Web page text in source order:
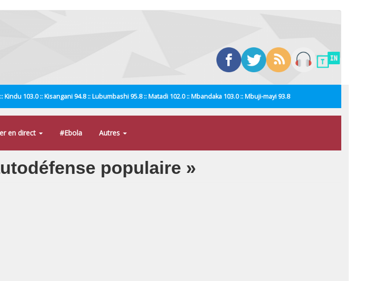
Kindu 103.0 :: Kisangani 94.8 :: Lubumbashi 95.8 :: Matadi 102.0 :: Mbandaka 103.0 :: Mbuji-mayi 93.8
en direct #Ebola Autres
populaire »